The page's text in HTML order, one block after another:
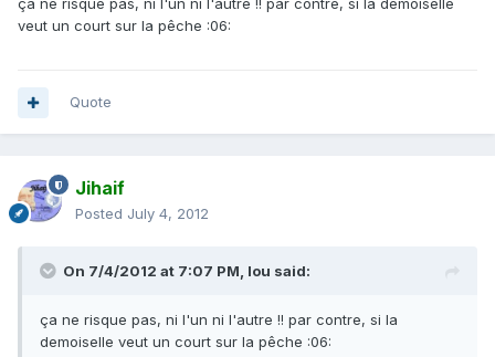
ça ne risque pas, ni l'un ni l'autre !! par contre, si la demoiselle
veut un court sur la pêche :06:
Quote
Jihaif
Posted July 4, 2012
On 7/4/2012 at 7:07 PM, lou said:
ça ne risque pas, ni l'un ni l'autre !! par contre, si la
demoiselle veut un court sur la pêche :06: